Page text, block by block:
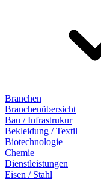
Branchen
Branchenübersicht
Bau / Infrastrukur
Bekleidung / Textil
Biotechnologie
Chemie
Dienstleistungen
Eisen / Stahl